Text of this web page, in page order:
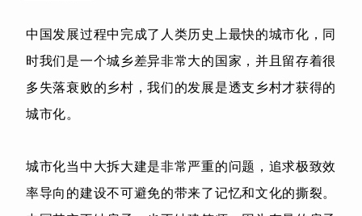
中国发展过程中完成了人类历史上最快的城市化，同
时我们是一个城乡差异非常大的国家，并且留存着很
多失落衰败的乡村，我们的发展是透支乡村才获得的
城市化。
城市化当中大拆大建是非常严重的问题，追求极致效
率导向的建设不可避免的带来了记忆和文化的撕裂。